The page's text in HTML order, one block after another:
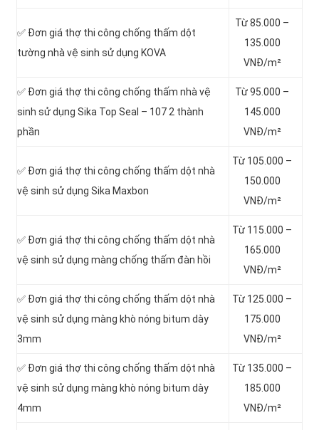
✅ Đơn giá thợ thi công chống thấm dột
tường nhà vệ sinh sử dụng KOVA
Từ 85.000 –
135.000
VNĐ/m²
✅ Đơn giá thợ thi công chống thấm nhà vệ
sinh sử dụng Sika Top Seal – 107 2 thành
phần
Từ 95.000 –
145.000
VNĐ/m²
✅ Đơn giá thợ thi công chống thấm dột nhà
vệ sinh sử dụng Sika Maxbon
Từ 105.000 –
150.000
VNĐ/m²
✅ Đơn giá thợ thi công chống thấm dột nhà
vệ sinh sử dụng màng chống thấm đàn hồi
Từ 115.000 –
165.000
VNĐ/m²
✅ Đơn giá thợ thi công chống thấm dột nhà
vệ sinh sử dụng màng khò nóng bitum dày
3mm
Từ 125.000 –
175.000
VNĐ/m²
✅ Đơn giá thợ thi công chống thấm dột nhà
vệ sinh sử dụng màng khò nóng bitum dày
4mm
Từ 135.000 –
185.000
VNĐ/m²